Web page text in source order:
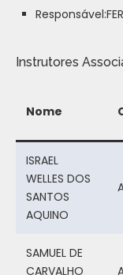
Instrutores
Nome
ISRAEL
WELLES DOS
SANTOS
AQUINO
SAMUEL DE
CARVALHO